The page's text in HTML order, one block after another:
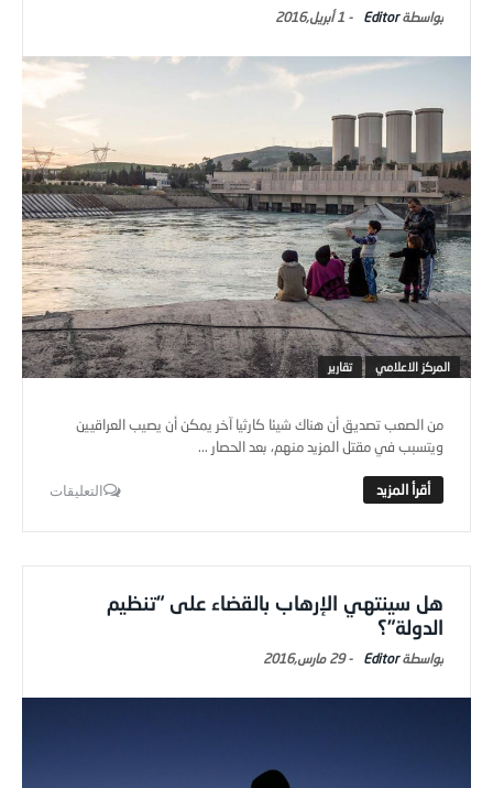
Editor
- 1 أبريل,2016
المركز الاعلامي تقارير
من الصعب تصديق أن هناك شيئا كارثيا آخر يمكن أن يصيب العراقيين
ويتسبب في مقتل المزيد منهم، بعد الحصار ...
التعليقات
هل سينتهي الإرهاب بالقضاء على “تنظيم
الدولة”؟
Editor
-29 مارس,2016